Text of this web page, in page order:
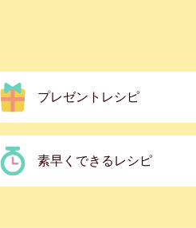
プレゼントレシピ
素早くできるレシピ